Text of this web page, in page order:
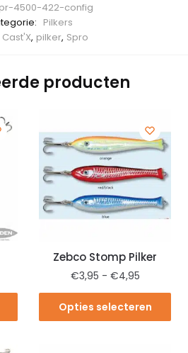
4500-422-config
Pilkers
Cast'X, pilker, Spro
producten
Zebco Stomp Pilker
€3,95 - €4,95
Opties selecteren